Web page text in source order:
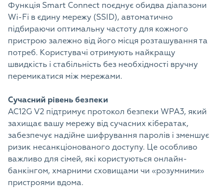
Функція Smart Connect поєднує обидва діапазони
Wi-Fi в єдину мережу (SSID), автоматично
підбираючи оптимальну частоту для кожного
пристрою залежно від його місця розташування та
потреб. Користувачі отримують найкращу
швидкість і стабільність без необхідності вручну
перемикатися між мережами.
Сучасний рівень безпеки
AC12G V2 підтримує протокол безпеки WPA3, який
захищає вашу мережу від сучасних кібератак,
забезпечує надійне шифрування паролів і зменшує
ризик несанкціонованого доступу. Це особливо
важливо для сімей, які користуються онлайн-
банкінгом, хмарними сховищами чи «розумними»
пристроями вдома.